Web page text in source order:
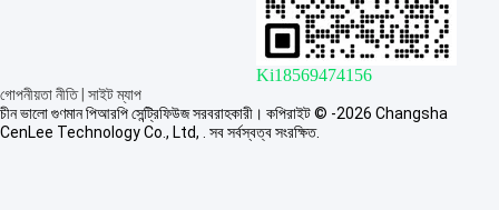
Ki18569474156
গোপনীয়তা নীতি| সাইট ম্যাপ
চীন ভালো গুণমান পিআরপি সেন্ট্রিফিউজ সরবরাহকারী। কপিরাইট © -2026 Changsha
CenLee Technology Co., Ltd, . সব সর্বস্বত্ব সংরক্ষিত.